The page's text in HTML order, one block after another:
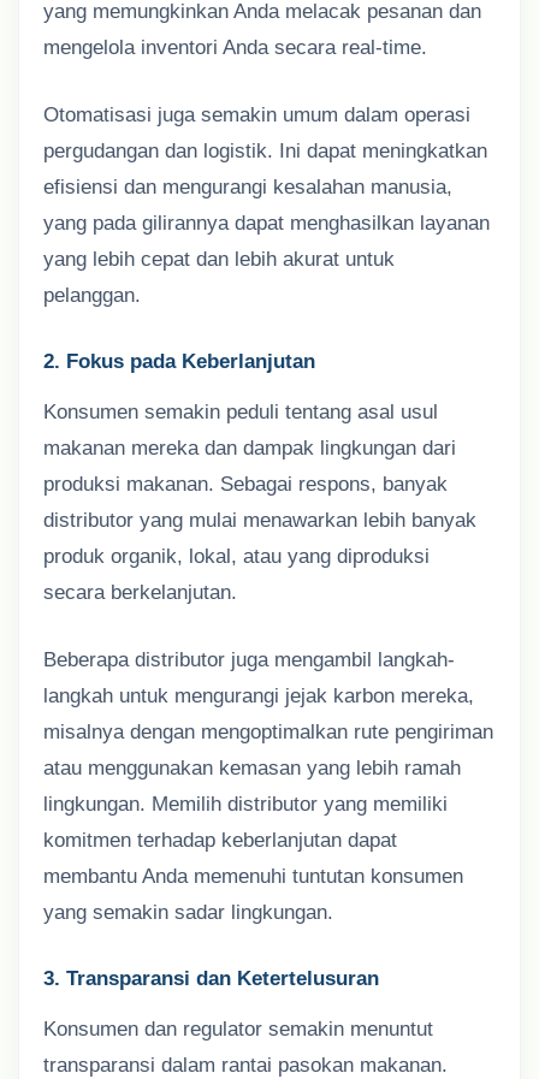
yang memungkinkan Anda melacak pesanan dan
mengelola inventori Anda secara real-time.
Otomatisasi juga semakin umum dalam operasi
pergudangan dan logistik. Ini dapat meningkatkan
efisiensi dan mengurangi kesalahan manusia,
yang pada gilirannya dapat menghasilkan layanan
yang lebih cepat dan lebih akurat untuk
pelanggan.
2. Fokus pada Keberlanjutan
Konsumen semakin peduli tentang asal usul
makanan mereka dan dampak lingkungan dari
produksi makanan. Sebagai respons, banyak
distributor yang mulai menawarkan lebih banyak
produk organik, lokal, atau yang diproduksi
secara berkelanjutan.
Beberapa distributor juga mengambil langkah-
langkah untuk mengurangi jejak karbon mereka,
misalnya dengan mengoptimalkan rute pengiriman
atau menggunakan kemasan yang lebih ramah
lingkungan. Memilih distributor yang memiliki
komitmen terhadap keberlanjutan dapat
membantu Anda memenuhi tuntutan konsumen
yang semakin sadar lingkungan.
3. Transparansi dan Ketertelusuran
Konsumen dan regulator semakin menuntut
transparansi dalam rantai pasokan makanan.